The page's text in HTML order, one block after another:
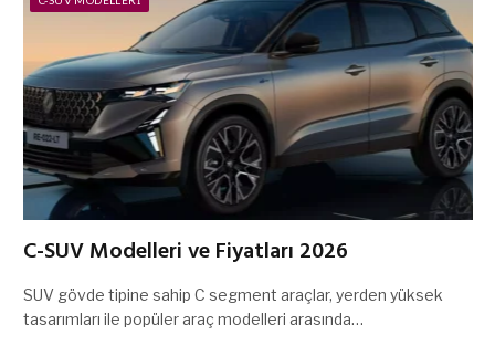
C-SUV Modelleri ve Fiyatları 2026
SUV gövde tipine sahip C segment araçlar, yerden yüksek
tasarımları ile popüler araç modelleri arasında…